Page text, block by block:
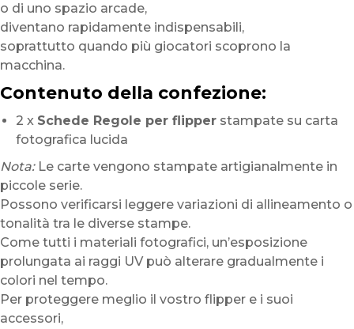
o di uno spazio arcade,
diventano rapidamente indispensabili,
soprattutto quando più giocatori scoprono la
macchina.
Contenuto della confezione:
2 x Schede Regole per flipper stampate su carta
fotografica lucida
Nota:Le carte vengono stampate artigianalmente in
piccole serie.
Possono verificarsi leggere variazioni di allineamento o
tonalità tra le diverse stampe.
Come tutti i materiali fotografici, un’esposizione
prolungata ai raggi UV può alterare gradualmente i
colori nel tempo.
Per proteggere meglio il vostro flipper e i suoi
accessori,